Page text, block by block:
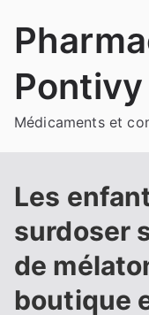
Pontivy
Médicaments et
Les
surdoser
de
boutique